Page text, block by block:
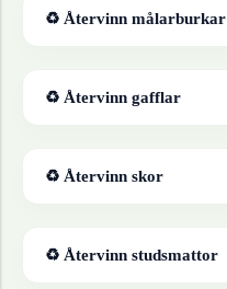
♻ Återvinn målarburkar
♻ Återvinn gafflar
♻ Återvinn skor
♻ Återvinn studsmattor